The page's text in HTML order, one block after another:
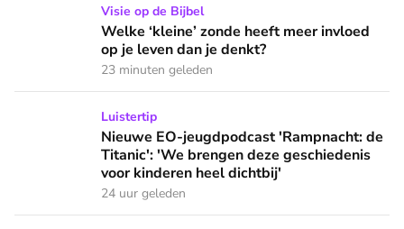
Welke ‘kleine’ zonde heeft meer invloed op je leven dan je
Visie op de Bijbel
Welke ‘kleine’ zonde heeft meer invloed
op je leven dan je denkt?
23 minuten geleden
Nieuwe EO-jeugdpodcast 'Rampnacht: de Titanic': 'We
Luistertip
Nieuwe EO-jeugdpodcast 'Rampnacht: de
Titanic': 'We brengen deze geschiedenis
voor kinderen heel dichtbij'
24 uur geleden